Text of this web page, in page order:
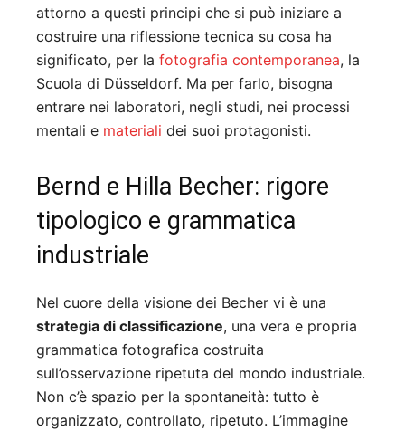
attorno a questi principi che si può iniziare a
costruire una riflessione tecnica su cosa ha
significato, per la fotografia contemporanea, la
Scuola di Düsseldorf. Ma per farlo, bisogna
entrare nei laboratori, negli studi, nei processi
mentali e materiali dei suoi protagonisti.
Bernd e Hilla Becher: rigore
tipologico e grammatica
industriale
Nel cuore della visione dei Becher vi è una
strategia di classificazione, una vera e propria
grammatica fotografica costruita
sull’osservazione ripetuta del mondo industriale.
Non c’è spazio per la spontaneità: tutto è
organizzato, controllato, ripetuto. L’immagine